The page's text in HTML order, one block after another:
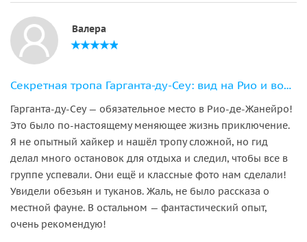
Валера
Секретная тропа Гарганта-ду-Сеу: вид на Рио и водопад
Гарганта-ду-Сеу — обязательное место в Рио-де-Жанейро!
Это было по-настоящему меняющее жизнь приключение.
Я не опытный хайкер и нашёл тропу сложной, но гид
делал много остановок для отдыха и следил, чтобы все в
группе успевали. Они ещё и классные фото нам сделали!
Увидели обезьян и туканов. Жаль, не было рассказа о
местной фауне. В остальном — фантастический опыт,
очень рекомендую!